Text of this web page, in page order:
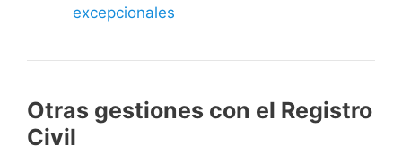
excepcionales
Otras gestiones con el Registro
Civil